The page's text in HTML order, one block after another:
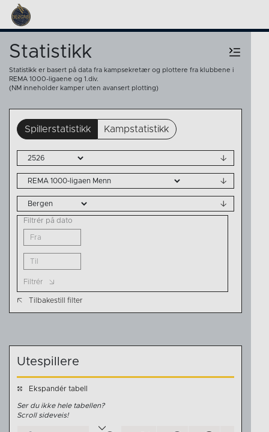
Statistikk
Statistikk er basert på data fra kampsekretær og plottere fra klubbene i
REMA 1000-ligaene og 1.div.
(NM inneholder kamper uten avansert plotting)
Spillerstatistikk Kampstatistikk
Filtrér på dato
Filtrér
Tilbakestill filter
Utespillere
Ekspandér tabell
Ser du ikke hele tabellen?
Scroll sideveis!